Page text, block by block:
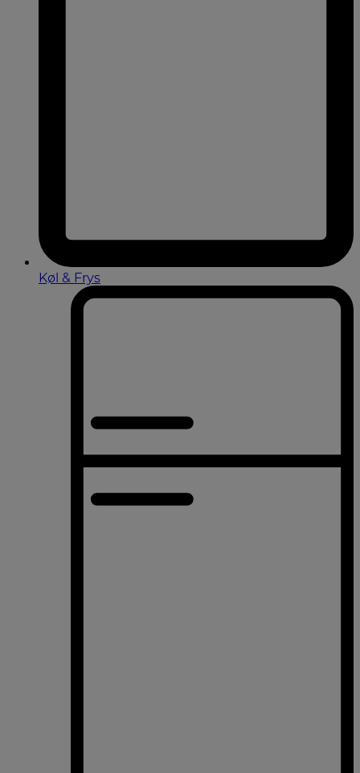
Køl & Frys